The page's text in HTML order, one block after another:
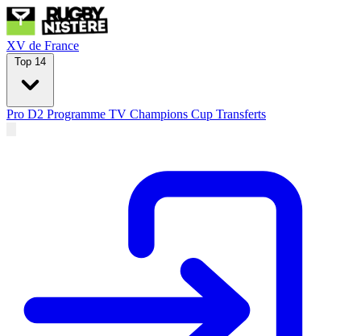
XV de France
Top 14
Pro D2 Programme TV Champions Cup Transferts